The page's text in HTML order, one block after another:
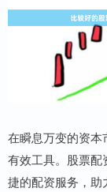
在瞬息万变的资本
有效工具。股票配
捷的配资服务，助